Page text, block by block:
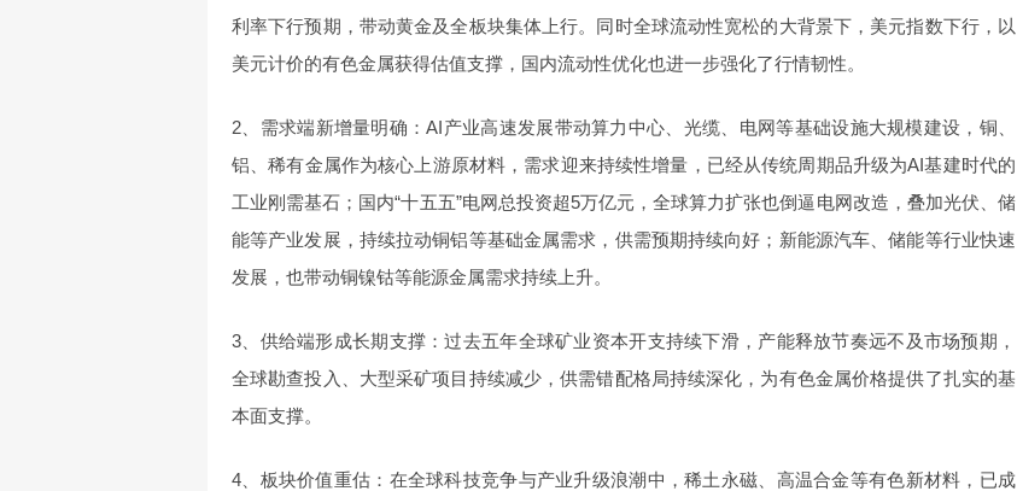
利率下行预期，带动黄金及全板块集体上行。同时全球流动性宽松的大背景下，美元指数下行，以
美元计价的有色金属获得估值支撑，国内流动性优化也进一步强化了行情韧性。
2、需求端新增量明确：AI产业高速发展带动算力中心、光缆、电网等基础设施大规模建设，铜、
铝、稀有金属作为核心上游原材料，需求迎来持续性增量，已经从传统周期品升级为AI基建时代的
工业刚需基石；国内“十五五”电网总投资超5万亿元，全球算力扩张也倒逼电网改造，叠加光伏、储
能等产业发展，持续拉动铜铝等基础金属需求，供需预期持续向好；新能源汽车、储能等行业快速
发展，也带动铜镍钴等能源金属需求持续上升。
3、供给端形成长期支撑：过去五年全球矿业资本开支持续下滑，产能释放节奏远不及市场预期，
全球勘查投入、大型采矿项目持续减少，供需错配格局持续深化，为有色金属价格提供了扎实的基
本面支撑。
4、板块价值重估：在全球科技竞争与产业升级浪潮中，稀土永磁、高温合金等有色新材料，已成